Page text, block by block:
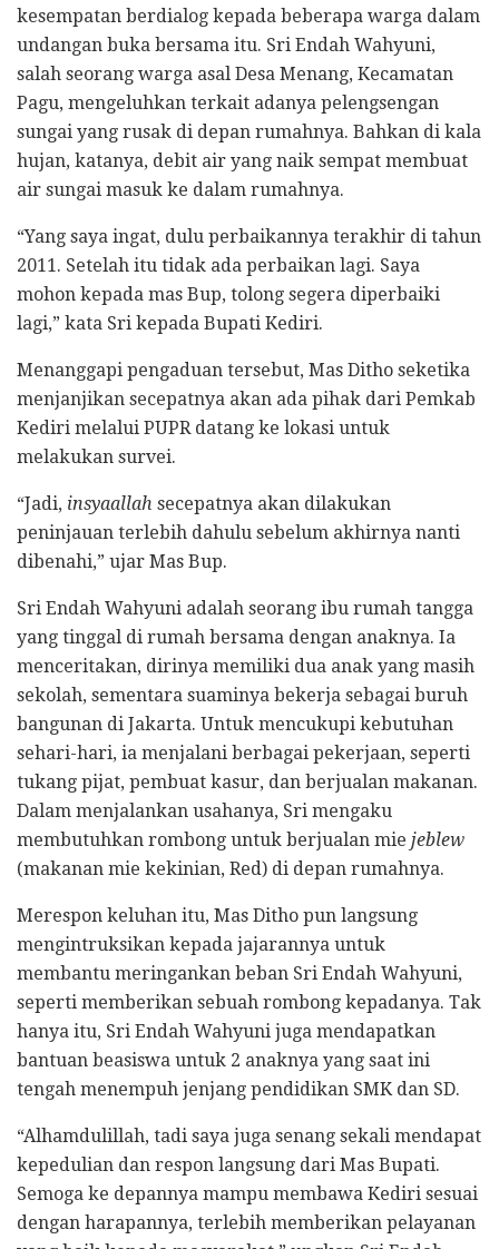
kesempatan berdialog kepada beberapa warga dalam
undangan buka bersama itu. Sri Endah Wahyuni,
salah seorang warga asal Desa Menang, Kecamatan
Pagu, mengeluhkan terkait adanya pelengsengan
sungai yang rusak di depan rumahnya. Bahkan di kala
hujan, katanya, debit air yang naik sempat membuat
air sungai masuk ke dalam rumahnya.
“Yang saya ingat, dulu perbaikannya terakhir di tahun
2011. Setelah itu tidak ada perbaikan lagi. Saya
mohon kepada mas Bup, tolong segera diperbaiki
lagi,” kata Sri kepada Bupati Kediri.
Menanggapi pengaduan tersebut, Mas Ditho seketika
menjanjikan secepatnya akan ada pihak dari Pemkab
Kediri melalui PUPR datang ke lokasi untuk
melakukan survei.
“Jadi, insyaallah secepatnya akan dilakukan
peninjauan terlebih dahulu sebelum akhirnya nanti
dibenahi,” ujar Mas Bup.
Sri Endah Wahyuni adalah seorang ibu rumah tangga
yang tinggal di rumah bersama dengan anaknya. Ia
menceritakan, dirinya memiliki dua anak yang masih
sekolah, sementara suaminya bekerja sebagai buruh
bangunan di Jakarta. Untuk mencukupi kebutuhan
sehari-hari, ia menjalani berbagai pekerjaan, seperti
tukang pijat, pembuat kasur, dan berjualan makanan.
Dalam menjalankan usahanya, Sri mengaku
membutuhkan rombong untuk berjualan mie jeblew
(makanan mie kekinian, Red) di depan rumahnya.
Merespon keluhan itu, Mas Ditho pun langsung
mengintruksikan kepada jajarannya untuk
membantu meringankan beban Sri Endah Wahyuni,
seperti memberikan sebuah rombong kepadanya. Tak
hanya itu, Sri Endah Wahyuni juga mendapatkan
bantuan beasiswa untuk 2 anaknya yang saat ini
tengah menempuh jenjang pendidikan SMK dan SD.
“Alhamdulillah, tadi saya juga senang sekali mendapat
kepedulian dan respon langsung dari Mas Bupati.
Semoga ke depannya mampu membawa Kediri sesuai
dengan harapannya, terlebih memberikan pelayanan